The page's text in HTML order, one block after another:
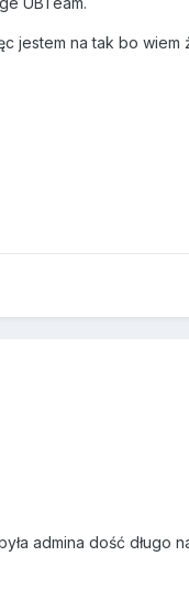
jestem na tak bo
admina dość długo